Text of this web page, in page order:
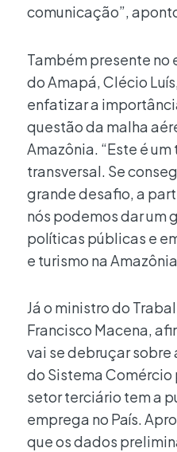
comunicação”,
Também presente no
do Amapá, Clécio
enfatizar a
questão da malha
Amazônia. “Este é um
transversal. Se
grande desafio, a
nós podemos dar um
políticas públicas e
e turismo na
Já o ministro do
Francisco Macena,
vai se debruçar
do Sistema Comércio
setor terciário tem a
emprega no País.
que os dados